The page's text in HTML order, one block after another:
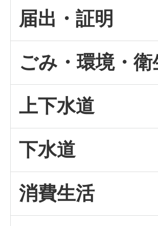
届出・証明
ごみ・環境・衛
上下水道
下水道
消費生活